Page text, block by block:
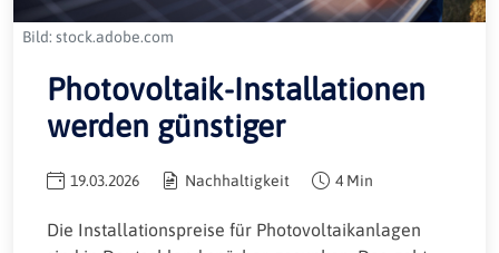
Bild: stock.adobe.com
Photovoltaik-Installationen
werden günstiger
19.03.2026 Nachhaltigkeit 4 Min
Die Installationspreise für Photovoltaikanlagen